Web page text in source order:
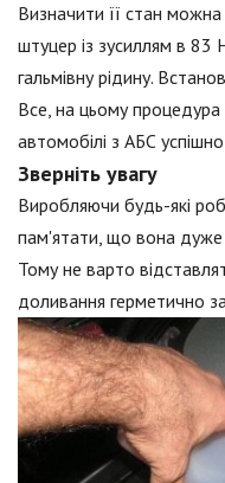
Визначити її стан можна
штуцер із зусиллям в 83
гальмівну рідину.
Все, на цьому процедура
автомобілі з АБС
Зверніть увагу
Виробляючи будь-які
пам'ятати, що вона дуже
Тому не варто
доливання герметично